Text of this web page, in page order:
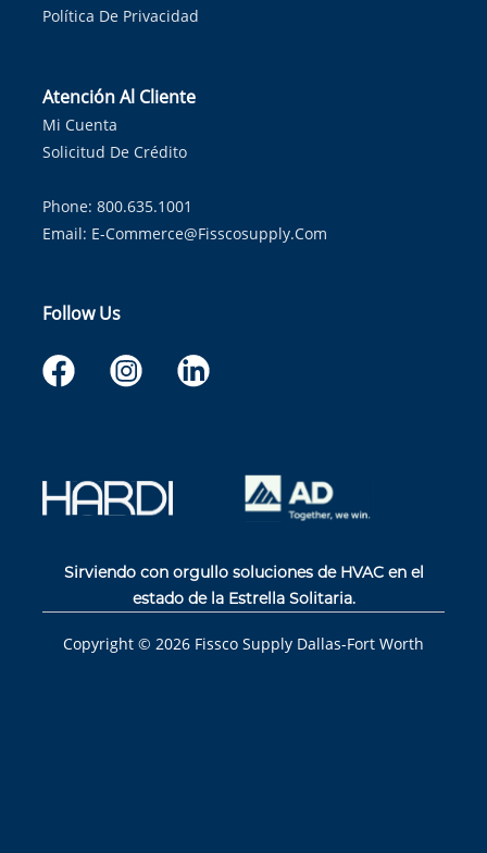
Política De Privacidad
Atención Al Cliente
Mi Cuenta
Solicitud De Crédito
Phone: 800.635.1001
Email: E-Commerce@fisscosupply.com
Follow Us
Sirviendo con orgullo soluciones de HVAC en el
estado de la Estrella Solitaria.
Copyright © 2026 Fissco Supply Dallas-Fort Worth